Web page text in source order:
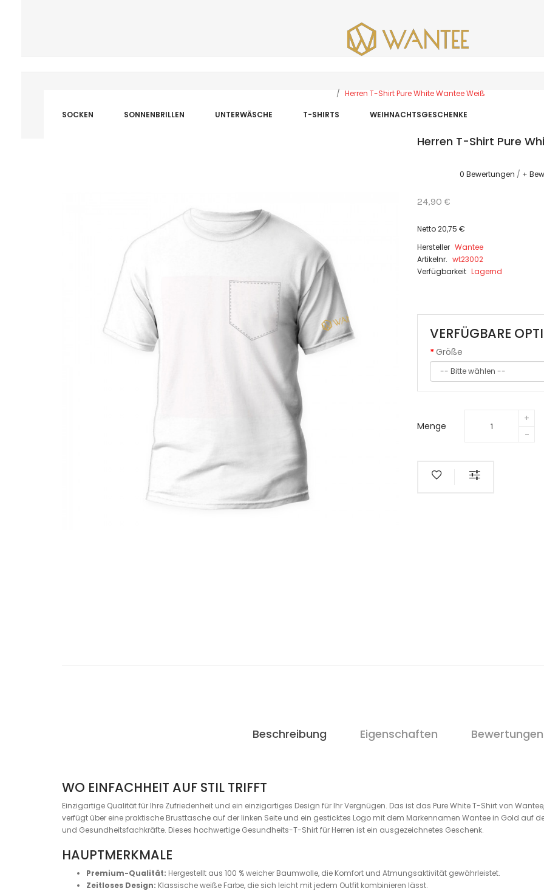
Herren T-Shirt Pure White Wantee Weiß
SOCKEN SONNENBRILLEN UNTERWÄSCHE T-SHIRTS WEIHNACHTSGESCHENKE
Herren T-Shirt Pure
0 Bewertungen / +
24,90 €
Netto 20,75 €
Hersteller Wantee
Artikelnr. wt23002
Verfügbarkeit Lagernd
VERFÜGBARE
Größe
Menge
Beschreibung Eigenschaften
WO EINFACHHEIT AUF STIL TRIFFT
Einzigartige Qualität für Ihre Zufriedenheit und ein einzigartiges Design für Ihr Vergnügen. Das ist das Pure White T-Shirt von
verfügt über eine praktische Brusttasche auf der linken Seite und ein gesticktes Logo mit dem Markennamen Wantee in Gold auf
und Gesundheitsfachkräfte. Dieses hochwertige Gesundheits-T-Shirt für Herren ist ein ausgezeichnetes Geschenk.
HAUPTMERKMALE
Premium-Qualität: Hergestellt aus 100 % weicher Baumwolle, die Komfort und Atmungsaktivität gewährleistet.
Zeitloses Design: Klassische weiße Farbe, die sich leicht mit jedem Outfit kombinieren lässt.